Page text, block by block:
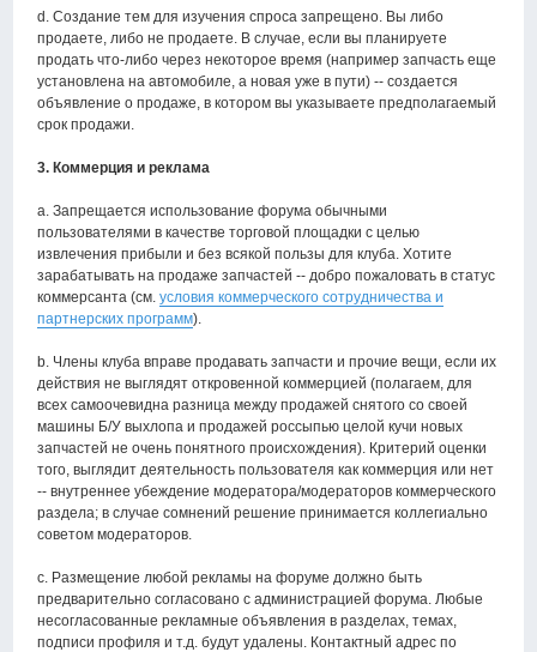
d. Создание тем для изучения спроса запрещено. Вы либо
продаете, либо не продаете. В случае, если вы планируете
продать что-либо через некоторое время (например запчасть еще
установлена на автомобиле, а новая уже в пути) -- создается
объявление о продаже, в котором вы указываете предполагаемый
срок продажи.
3. Коммерция и реклама
a. Запрещается использование форума обычными
пользователями в качестве торговой площадки с целью
извлечения прибыли и без всякой пользы для клуба. Хотите
зарабатывать на продаже запчастей -- добро пожаловать в статус
коммерсанта (см.условия коммерческого сотрудничества и
партнерских программ).
b. Члены клуба вправе продавать запчасти и прочие вещи, если их
действия не выглядят откровенной коммерцией (полагаем, для
всех самоочевидна разница между продажей снятого со своей
машины Б/У выхлопа и продажей россыпью целой кучи новых
запчастей не очень понятного происхождения). Критерий оценки
того, выглядит деятельность пользователя как коммерция или нет
-- внутреннее убеждение модератора/модераторов коммерческого
раздела; в случае сомнений решение принимается коллегиально
советом модераторов.
c. Размещение любой рекламы на форуме должно быть
предварительно согласовано с администрацией форума. Любые
несогласованные рекламные объявления в разделах, темах,
подписи профиля и т.д. будут удалены. Контактный адрес по